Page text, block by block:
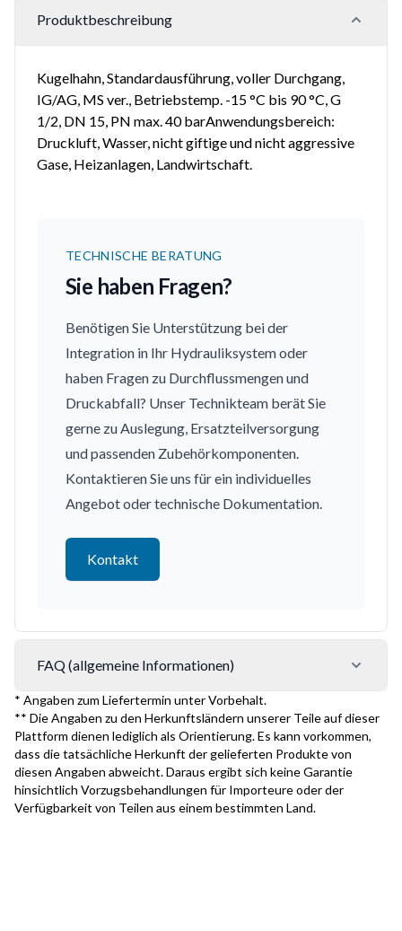
Produktbeschreibung
Kugelhahn, Standardausführung, voller Durchgang,
IG/AG, MS ver., Betriebstemp. -15 °C bis 90 °C, G
1/2, DN 15, PN max. 40 barAnwendungsbereich:
Druckluft, Wasser, nicht giftige und nicht aggressive
Gase, Heizanlagen, Landwirtschaft.
TECHNISCHE BERATUNG
Sie haben Fragen?
Benötigen Sie Unterstützung bei der
Integration in Ihr Hydrauliksystem oder
haben Fragen zu Durchflussmengen und
Druckabfall? Unser Technikteam berät Sie
gerne zu Auslegung, Ersatzteilversorgung
und passenden Zubehörkomponenten.
Kontaktieren Sie uns für ein individuelles
Angebot oder technische Dokumentation.
Kontakt
FAQ (allgemeine Informationen)
* Angaben zum Liefertermin unter Vorbehalt.
** Die Angaben zu den Herkunftsländern unserer Teile auf dieser
Plattform dienen lediglich als Orientierung. Es kann vorkommen,
dass die tatsächliche Herkunft der gelieferten Produkte von
diesen Angaben abweicht. Daraus ergibt sich keine Garantie
hinsichtlich Vorzugsbehandlungen für Importeure oder der
Verfügbarkeit von Teilen aus einem bestimmten Land.